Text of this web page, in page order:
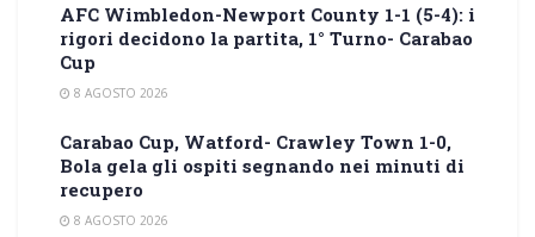
AFC Wimbledon-Newport County 1-1 (5-4): i
rigori decidono la partita, 1° Turno- Carabao
Cup
8 AGOSTO 2026
Carabao Cup, Watford- Crawley Town 1-0,
Bola gela gli ospiti segnando nei minuti di
recupero
8 AGOSTO 2026